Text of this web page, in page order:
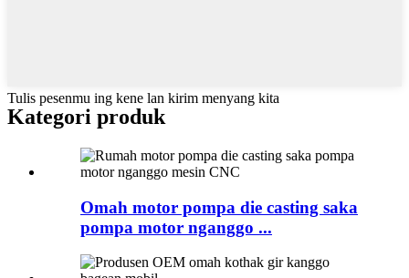
Tulis pesenmu ing kene lan kirim menyang kita
Kategori produk
Omah motor pompa die casting saka
pompa motor nganggo ...